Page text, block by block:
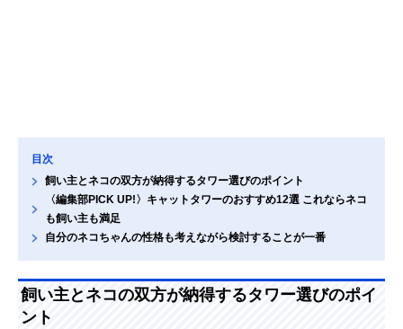
目次
飼い主とネコの双方が納得するタワー選びのポイント
〈編集部PICK UP!〉キャットタワーのおすすめ12選 これならネコ
も飼い主も満足
自分のネコちゃんの性格も考えながら検討することが一番
飼い主とネコの双方が納得するタワー選びのポイ
ント